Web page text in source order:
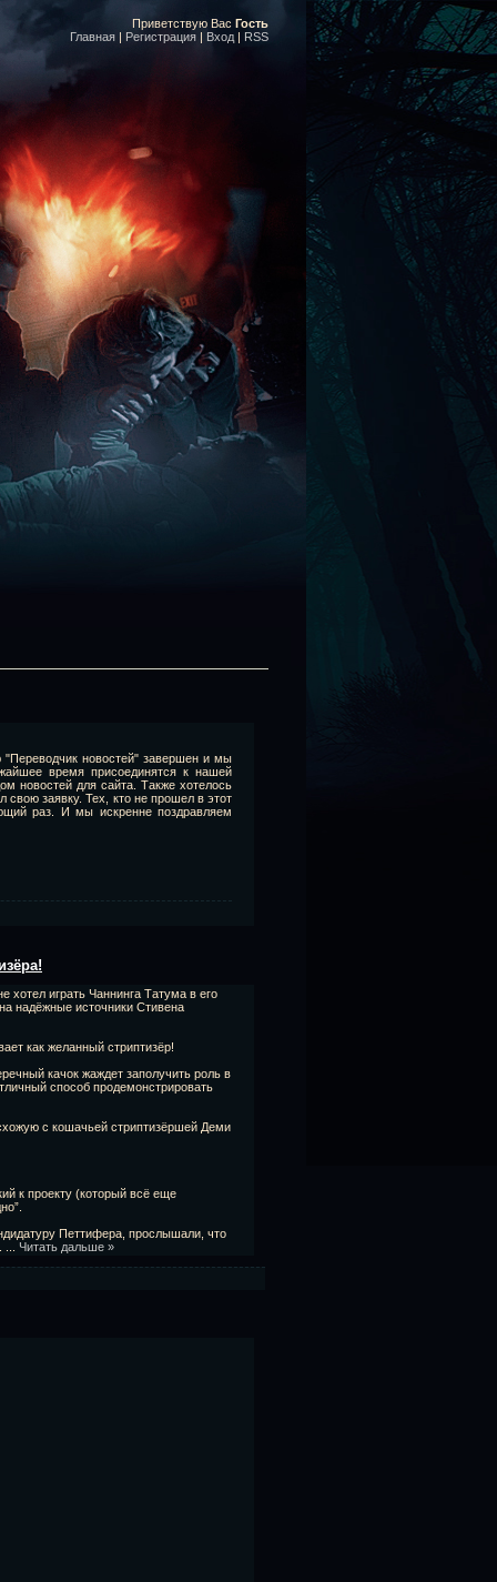
Приветствую Вас Гость
Главная | Регистрация | Вход | RSS
"Переводчик новостей" завершен и мы
время присоединятся к нашей
новостей для сайта. Также хотелось
свою заявку. Тех, кто не прошел в этот
раз. И мы искренне поздравляем
хотел играть Чаннинга Татума в его
надёжные источники Стивена
как желанный стриптизёр!
качок жаждет заполучить роль в
способ продемонстрировать
с кошачьей стриптизёршей Деми
к проекту (который всё еще
Петтифера, прослышали, что
Читать дальше »